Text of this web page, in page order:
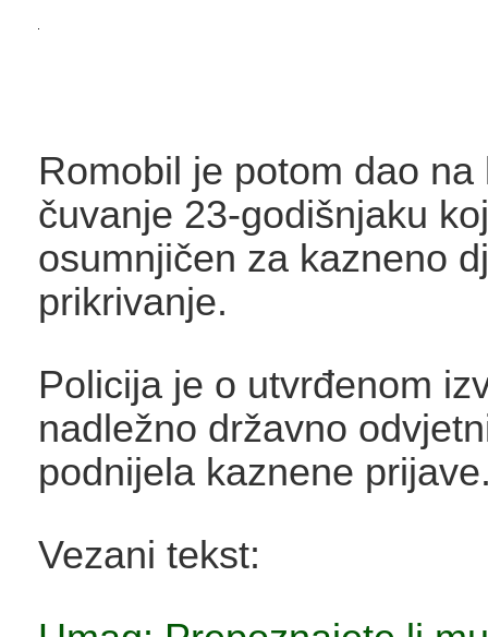
Romobil je potom dao na
čuvanje 23-godišnjaku
osumnjičen za kazneno
prikrivanje.
Policija je o utvrđenom
nadležno državno
podnijela kaznene
Vezani tekst: